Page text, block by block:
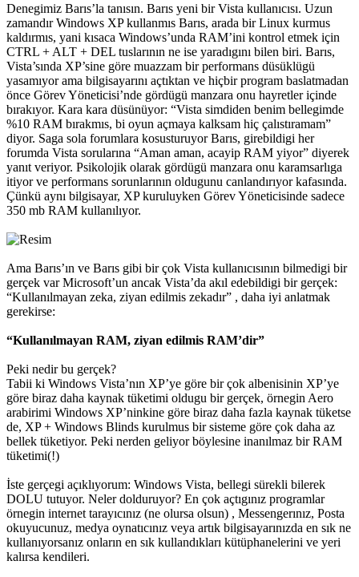
Denegimiz Barıs’la tanısın. Barıs yeni bir Vista kullanıcısı. Uzun
zamandır Windows XP kullanmıs Barıs, arada bir Linux kurmus
kaldırmıs, yani kısaca Windows’unda RAM’ini kontrol etmek için
CTRL + ALT + DEL tuslarının ne ise yaradıgını bilen biri. Barıs,
Vista’sında XP’sine göre muazzam bir performans düsüklügü
yasamıyor ama bilgisayarını açtıktan ve hiçbir program baslatmadan
önce Görev Yöneticisi’nde gördügü manzara onu hayretler içinde
bırakıyor. Kara kara düsünüyor: “Vista simdiden benim bellegimde
%10 RAM bırakmıs, bi oyun açmaya kalksam hiç çalıstıramam”
diyor. Saga sola forumlara kosusturuyor Barıs, girebildigi her
forumda Vista sorularına “Aman aman, acayip RAM yiyor” diyerek
yanıt veriyor. Psikolojik olarak gördügü manzara onu karamsarlıga
itiyor ve performans sorunlarının oldugunu canlandırıyor kafasında.
Çünkü aynı bilgisayar, XP kuruluyken Görev Yöneticisinde sadece
350 mb RAM kullanılıyor.
Ama Barıs’ın ve Barıs gibi bir çok Vista kullanıcısının bilmedigi bir
gerçek var Microsoft’un ancak Vista’da akıl edebildigi bir gerçek:
“Kullanılmayan zeka, ziyan edilmis zekadır” , daha iyi anlatmak
gerekirse:
“Kullanılmayan RAM, ziyan edilmis RAM’dir”
Peki nedir bu gerçek?
Tabii ki Windows Vista’nın XP’ye göre bir çok albenisinin XP’ye
göre biraz daha kaynak tüketimi oldugu bir gerçek, örnegin Aero
arabirimi Windows XP’ninkine göre biraz daha fazla kaynak tüketse
de, XP + Windows Blinds kurulmus bir sisteme göre çok daha az
bellek tüketiyor. Peki nerden geliyor böylesine inanılmaz bir RAM
tüketimi(!)
İste gerçegi açıklıyorum: Windows Vista, bellegi sürekli bilerek
DOLU tutuyor. Neler dolduruyor? En çok açtıgınız programlar
örnegin internet tarayıcınız (ne olursa olsun) , Messengerınız, Posta
okuyucunuz, medya oynatıcınız veya artık bilgisayarınızda en sık ne
kullanıyorsanız onların en sık kullandıkları kütüphanelerini ve yeri
kalırsa kendileri.